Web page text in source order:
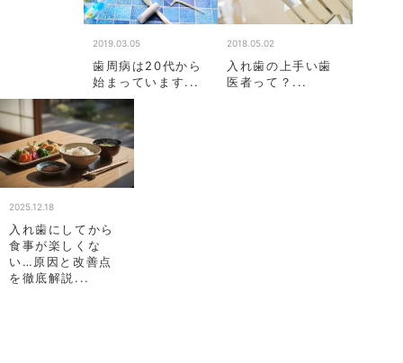
2019.03.05
歯周病は20代から
始まっています...
2018.05.02
入れ歯の上手い歯
医者って？...
2025.12.18
入れ歯にしてから
食事が楽しくな
い…原因と改善点
を徹底解説...